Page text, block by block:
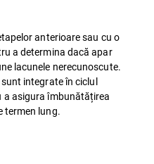
anterioare sau cu o
a determina dacă apar
lacunele nerecunoscute.
integrate în ciclul
a asigura îmbunătățirea
termen lung.